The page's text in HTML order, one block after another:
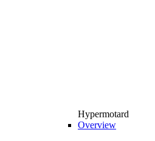
Hypermotard
Overview